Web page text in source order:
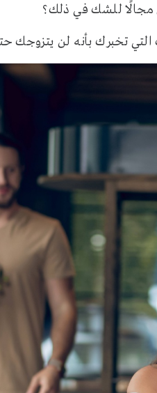
مجالًا للشك في ذلك؟
التي تخبرك بأنه لن